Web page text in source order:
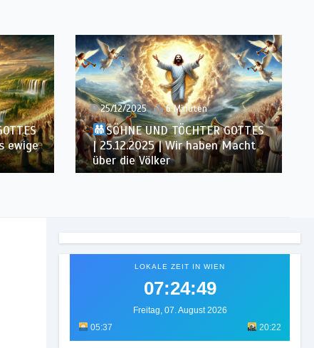
24/12/2025 5 Minuten
SÖHNE UND TÖCHTER GOTTES
| 24.12.2025 | Vom Baum des
Lebens essen
LOKALE ZEIT IN WIEN
07:24:52
Freitag, 07. August 2026
05:37
20:22